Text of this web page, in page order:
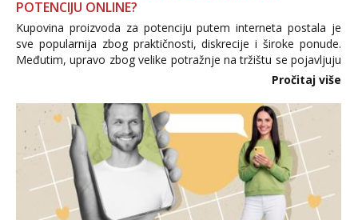
POTENCIJU ONLINE?
Kupovina proizvoda za potenciju putem interneta postala je
sve popularnija zbog praktičnosti, diskrecije i široke ponude.
Međutim, upravo zbog velike potražnje na tržištu se pojavljuju
i brojni krivotvoreni proizvodi, nepouzdane internetske
Pročitaj više